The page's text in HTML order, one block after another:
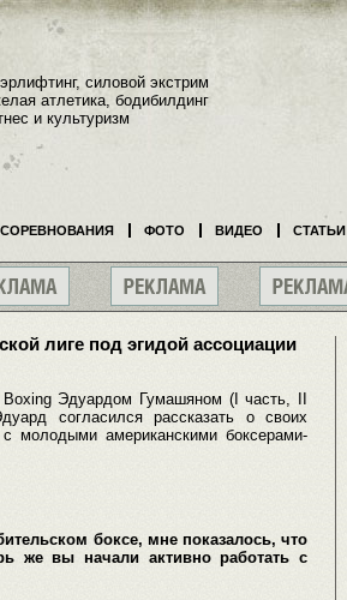
лиге под эгидой ассоциации
Эдуардом Гумашяном (I часть, II
согласился рассказать о своих
молодыми американскими боксерами-
боксе, мне показалось, что
же вы начали активно работать с
силовой экстрим
атлетика, бодибилдинг
и культуризм
СОРЕВНОВАНИЯ ФОТО ВИДЕО СТАТЬИ